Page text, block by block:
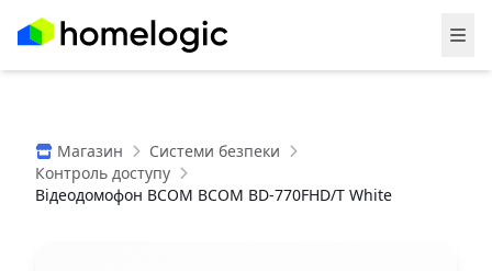
Магазин
Системи безпеки
Контроль доступу
Відеодомофон BCOM BCOM BD-770FHD/T White